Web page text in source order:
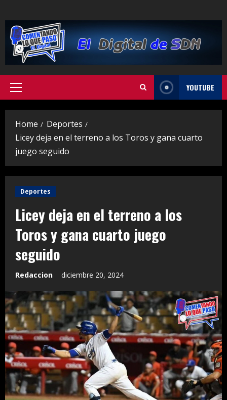
to
content
Primary
YOUTUBE
Home
Deportes
Licey deja en el terreno a los Toros y gana cuarto
juego seguido
Deportes
Licey deja en el terreno a los
Toros y gana cuarto juego
seguido
Redaccion diciembre 20, 2024